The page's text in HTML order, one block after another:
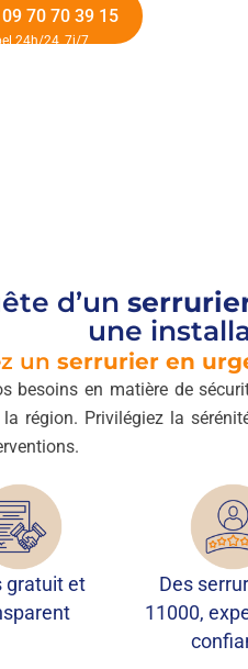
09 70 70 39 15
24h/24, 7j/7
d’un
une
un serrurier en
besoins en matière de
la région. Privilégiez la
gratuit et
Des
11000,